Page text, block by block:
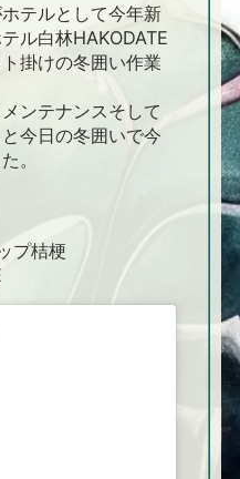
テルとして今年新
ル白林HAKODATE
掛けの冬囲い作業
ンテナンスそして
今日の冬囲いで今
。
プ桔梗